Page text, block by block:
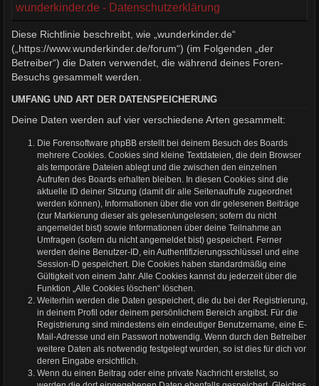
wunderkinder.de - Datenschutzerklärung
Diese Richtlinie beschreibt, wie „wunderkinder.de“
(„https://www.wunderkinder.de/forum“) (im Folgenden „der
Betreiber“) die Daten verwendet, die während deines Foren-
Besuchs gesammelt werden.
UMFANG UND ART DER DATENSPEICHERUNG
Deine Daten werden auf vier verschiedene Arten gesammelt:
Die Forensoftware phpBB erstellt bei deinem Besuch des Boards
mehrere Cookies. Cookies sind kleine Textdateien, die dein Browser
als temporäre Dateien ablegt und die zwischen den einzelnen
Aufrufen des Boards erhalten bleiben. In diesen Cookies sind die
aktuelle ID deiner Sitzung (damit dir alle Seitenaufrufe zugeordnet
werden können), Informationen über die von dir gelesenen Beiträge
(zur Markierung dieser als gelesen/ungelesen; sofern du nicht
angemeldet bist) sowie Informationen über deine Teilnahme an
Umfragen (sofern du nicht angemeldet bist) gespeichert. Ferner
werden deine Benutzer-ID, ein Authentifizierungsschlüssel und eine
Session-ID gespeichert. Die Cookies haben standardmäßig eine
Gültigkeit von einem Jahr. Alle Cookies kannst du jederzeit über die
Funktion „Alle Cookies löschen“ löschen.
Weiterhin werden die Daten gespeichert, die du bei der Registrierung,
in deinem Profil oder deinem persönlichem Bereich angibst. Für die
Registrierung sind mindestens ein eindeutiger Benutzername, eine E-
Mail-Adresse und ein Passwort notwendig. Wenn durch den Betreiber
weitere Daten als notwendig festgelegt wurden, so ist dies für dich vor
deren Eingabe ersichtlich.
Wenn du einen Beitrag oder eine private Nachricht erstellst, so